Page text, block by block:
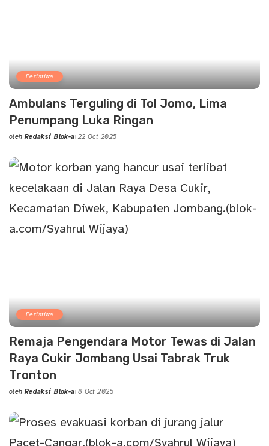
Peristiwa
Ambulans Terguling di Tol Jomo, Lima
Penumpang Luka Ringan
Posted
oleh Redaksi Blok-a 22 Oct 2025
Peristiwa
Remaja Pengendara Motor Tewas di Jalan
Raya Cukir Jombang Usai Tabrak Truk
Tronton
Posted
oleh Redaksi Blok-a 8 Oct 2025